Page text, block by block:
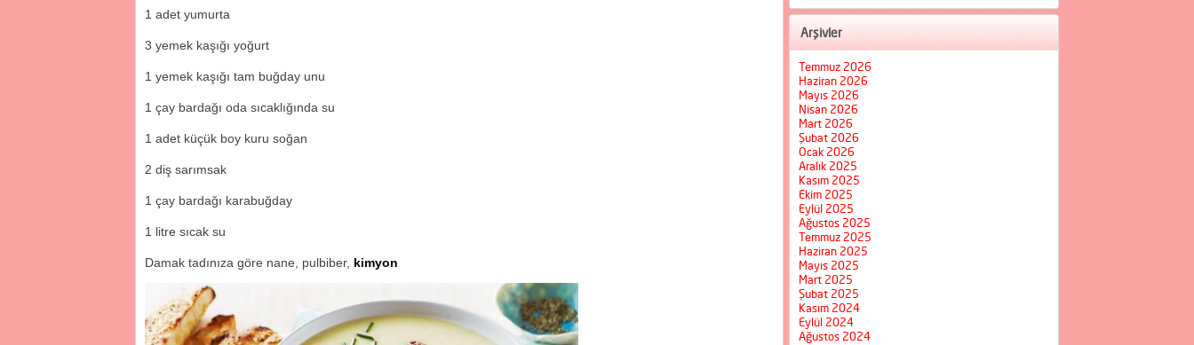
1 adet yumurta
3 yemek kaşığı yoğurt
1 yemek kaşığı tam buğday unu
1 çay bardağı oda sıcaklığında su
1 adet küçük boy kuru soğan
2 diş sarımsak
1 çay bardağı karabuğday
1 litre sıcak su
Damak tadınıza göre nane, pulbiber, kimyon
Arşivler
Temmuz 2026
Haziran 2026
Mayıs 2026
Nisan 2026
Mart 2026
Şubat 2026
Ocak 2026
Aralık 2025
Kasım 2025
Ekim 2025
Eylül 2025
Ağustos 2025
Temmuz 2025
Haziran 2025
Mayıs 2025
Mart 2025
Şubat 2025
Kasım 2024
Eylül 2024
Ağustos 2024